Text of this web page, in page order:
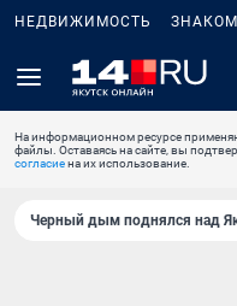
НЕДВИЖИМОСТЬ
На информационном ресурсе
файлы. Оставаясь на сайте, вы
согласиена их использование.
Черный дым поднялся над